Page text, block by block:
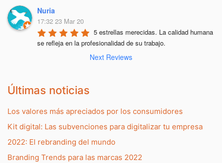
Nuria
17:32 23 Mar 20
5 estrellas merecidas. La calidad humana
se refleja en la profesionalidad de su trabajo.
Next Reviews
Últimas noticias
Los valores más apreciados por los consumidores
Kit digital: Las subvenciones para digitalizar tu empresa
2022: El rebranding del mundo
Branding Trends para las marcas 2022